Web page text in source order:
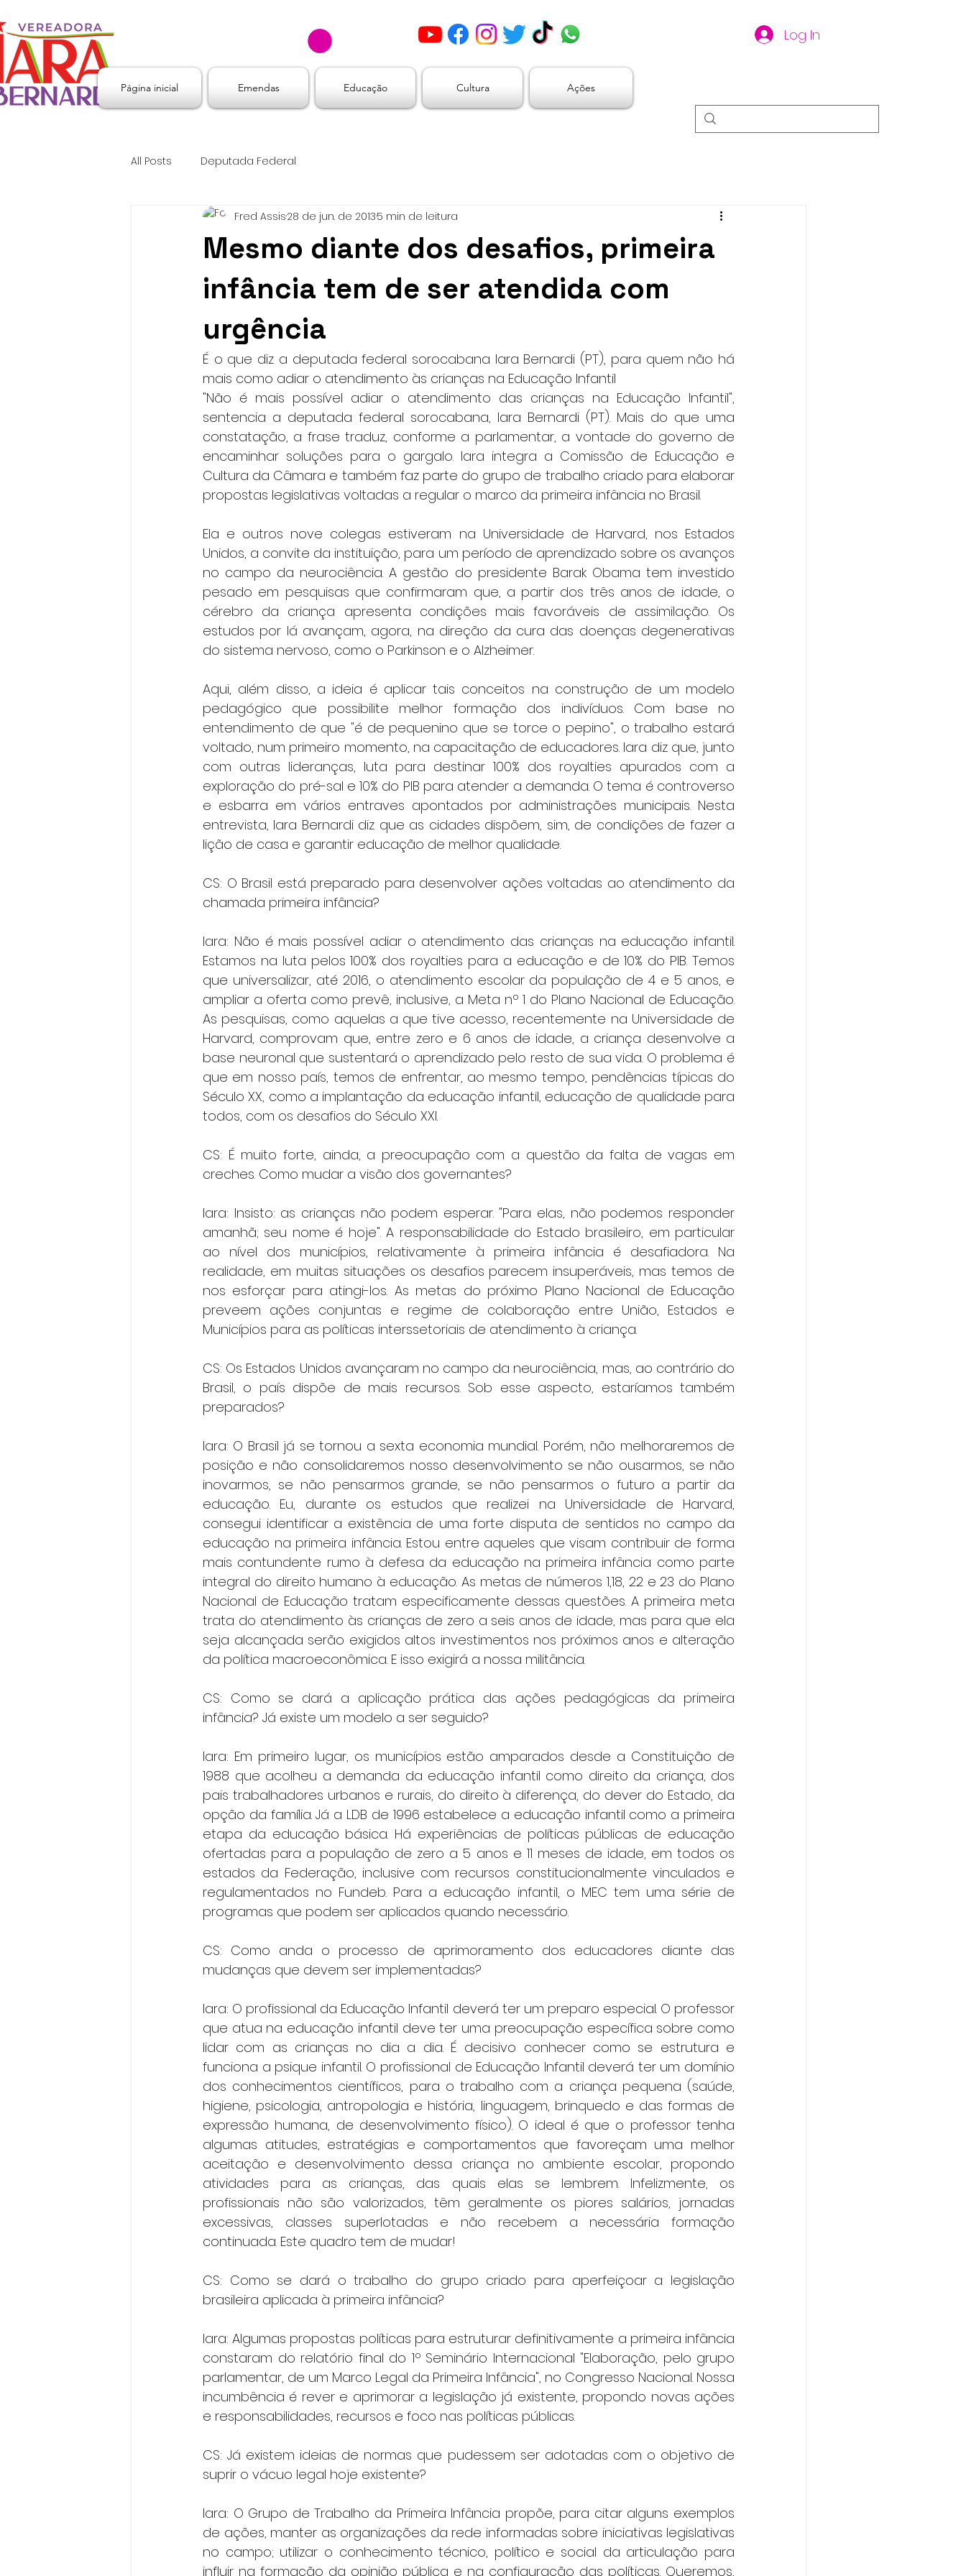
Log In
Página inicial Emendas Educação Cultura Ações
All Posts Deputada Federal
Mesmo diante dos desafios, primeira
infância tem de ser atendida com
urgência
Fred Assis28 de jun. de 20135 min de leitura
É o que diz a deputada federal sorocabana Iara Bernardi (PT), para quem não há
mais como adiar o atendimento às crianças na Educação Infantil
"Não é mais possível adiar o atendimento das crianças na Educação Infantil",
sentencia a deputada federal sorocabana, Iara Bernardi (PT). Mais do que uma
constatação, a frase traduz, conforme a parlamentar, a vontade do governo de
encaminhar soluções para o gargalo. Iara integra a Comissão de Educação e
Cultura da Câmara e também faz parte do grupo de trabalho criado para elaborar
propostas legislativas voltadas a regular o marco da primeira infância no Brasil.
Ela e outros nove colegas estiveram na Universidade de Harvard, nos Estados
Unidos, a convite da instituição, para um período de aprendizado sobre os avanços
no campo da neurociência. A gestão do presidente Barak Obama tem investido
pesado em pesquisas que confirmaram que, a partir dos três anos de idade, o
cérebro da criança apresenta condições mais favoráveis de assimilação. Os
estudos por lá avançam, agora, na direção da cura das doenças degenerativas
do sistema nervoso, como o Parkinson e o Alzheimer.
Aqui, além disso, a ideia é aplicar tais conceitos na construção de um modelo
pedagógico que possibilite melhor formação dos indivíduos. Com base no
entendimento de que "é de pequenino que se torce o pepino", o trabalho estará
voltado, num primeiro momento, na capacitação de educadores. Iara diz que, junto
com outras lideranças, luta para destinar 100% dos royalties apurados com a
exploração do pré-sal e 10% do PIB para atender a demanda. O tema é controverso
e esbarra em vários entraves apontados por administrações municipais. Nesta
entrevista, Iara Bernardi diz que as cidades dispõem, sim, de condições de fazer a
lição de casa e garantir educação de melhor qualidade.
CS: O Brasil está preparado para desenvolver ações voltadas ao atendimento da
chamada primeira infância?
Iara: Não é mais possível adiar o atendimento das crianças na educação infantil.
Estamos na luta pelos 100% dos royalties para a educação e de 10% do PIB. Temos
que universalizar, até 2016, o atendimento escolar da população de 4 e 5 anos, e
ampliar a oferta como prevê, inclusive, a Meta nº 1 do Plano Nacional de Educação.
As pesquisas, como aquelas a que tive acesso, recentemente na Universidade de
Harvard, comprovam que, entre zero e 6 anos de idade, a criança desenvolve a
base neuronal que sustentará o aprendizado pelo resto de sua vida. O problema é
que em nosso país, temos de enfrentar, ao mesmo tempo, pendências típicas do
Século XX, como a implantação da educação infantil, educação de qualidade para
todos, com os desafios do Século XXI.
CS: É muito forte, ainda, a preocupação com a questão da falta de vagas em
creches. Como mudar a visão dos governantes?
Iara: Insisto: as crianças não podem esperar. "Para elas, não podemos responder
amanhã; seu nome é hoje". A responsabilidade do Estado brasileiro, em particular
ao nível dos municípios, relativamente à primeira infância é desafiadora. Na
realidade, em muitas situações os desafios parecem insuperáveis, mas temos de
nos esforçar para atingi-los. As metas do próximo Plano Nacional de Educação
preveem ações conjuntas e regime de colaboração entre União, Estados e
Municípios para as políticas interssetoriais de atendimento à criança.
CS: Os Estados Unidos avançaram no campo da neurociência, mas, ao contrário do
Brasil, o país dispõe de mais recursos. Sob esse aspecto, estaríamos também
preparados?
Iara: O Brasil já se tornou a sexta economia mundial. Porém, não melhoraremos de
posição e não consolidaremos nosso desenvolvimento se não ousarmos, se não
inovarmos, se não pensarmos grande, se não pensarmos o futuro a partir da
educação. Eu, durante os estudos que realizei na Universidade de Harvard,
consegui identificar a existência de uma forte disputa de sentidos no campo da
educação na primeira infância. Estou entre aqueles que visam contribuir de forma
mais contundente rumo à defesa da educação na primeira infância como parte
integral do direito humano à educação. As metas de números 1,18, 22 e 23 do Plano
Nacional de Educação tratam especificamente dessas questões. A primeira meta
trata do atendimento às crianças de zero a seis anos de idade, mas para que ela
seja alcançada serão exigidos altos investimentos nos próximos anos e alteração
da política macroeconômica. E isso exigirá a nossa militância.
CS: Como se dará a aplicação prática das ações pedagógicas da primeira
infância? Já existe um modelo a ser seguido?
Iara: Em primeiro lugar, os municípios estão amparados desde a Constituição de
1988 que acolheu a demanda da educação infantil como direito da criança, dos
pais trabalhadores urbanos e rurais, do direito à diferença, do dever do Estado, da
opção da família. Já a LDB de 1996 estabelece a educação infantil como a primeira
etapa da educação básica. Há experiências de políticas públicas de educação
ofertadas para a população de zero a 5 anos e 11 meses de idade, em todos os
estados da Federação, inclusive com recursos constitucionalmente vinculados e
regulamentados no Fundeb. Para a educação infantil, o MEC tem uma série de
programas que podem ser aplicados quando necessário.
CS: Como anda o processo de aprimoramento dos educadores diante das
mudanças que devem ser implementadas?
Iara: O profissional da Educação Infantil deverá ter um preparo especial. O professor
que atua na educação infantil deve ter uma preocupação específica sobre como
lidar com as crianças no dia a dia. É decisivo conhecer como se estrutura e
funciona a psique infantil. O profissional de Educação Infantil deverá ter um domínio
dos conhecimentos científicos, para o trabalho com a criança pequena (saúde,
higiene, psicologia, antropologia e história, linguagem, brinquedo e das formas de
expressão humana, de desenvolvimento físico). O ideal é que o professor tenha
algumas atitudes, estratégias e comportamentos que favoreçam uma melhor
aceitação e desenvolvimento dessa criança no ambiente escolar, propondo
atividades para as crianças, das quais elas se lembrem. Infelizmente, os
profissionais não são valorizados, têm geralmente os piores salários, jornadas
excessivas, classes superlotadas e não recebem a necessária formação
continuada. Este quadro tem de mudar!
CS: Como se dará o trabalho do grupo criado para aperfeiçoar a legislação
brasileira aplicada à primeira infância?
Iara: Algumas propostas políticas para estruturar definitivamente a primeira infância
constaram do relatório final do 1º Seminário Internacional "Elaboração, pelo grupo
parlamentar, de um Marco Legal da Primeira Infância", no Congresso Nacional. Nossa
incumbência é rever e aprimorar a legislação já existente, propondo novas ações
e responsabilidades, recursos e foco nas políticas públicas.
CS: Já existem ideias de normas que pudessem ser adotadas com o objetivo de
suprir o vácuo legal hoje existente?
Iara: O Grupo de Trabalho da Primeira Infância propõe, para citar alguns exemplos
de ações, manter as organizações da rede informadas sobre iniciativas legislativas
no campo; utilizar o conhecimento técnico, político e social da articulação para
influir na formação da opinião pública e na configuração das políticas. Queremos,